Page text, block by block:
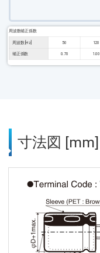
周波数補正係数
周波数 [Hz] 50 120
補正係数 0.70 1.00
寸法図 [mm]